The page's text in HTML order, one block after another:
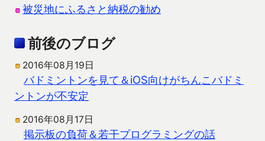
被災地にふるさと納税の勧め
前後のブログ
2016年08月19日
バドミントンを見て＆iOS向けがちんこバドミ
ントンが不安定
2016年08月17日
掲示板の負荷＆若干プログラミングの話